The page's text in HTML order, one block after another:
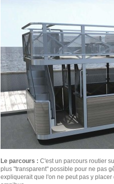
Le parcours : C'est un parcours routier
plus "transparent" possible pour ne pas
expliquerait que l'on ne peut pas y